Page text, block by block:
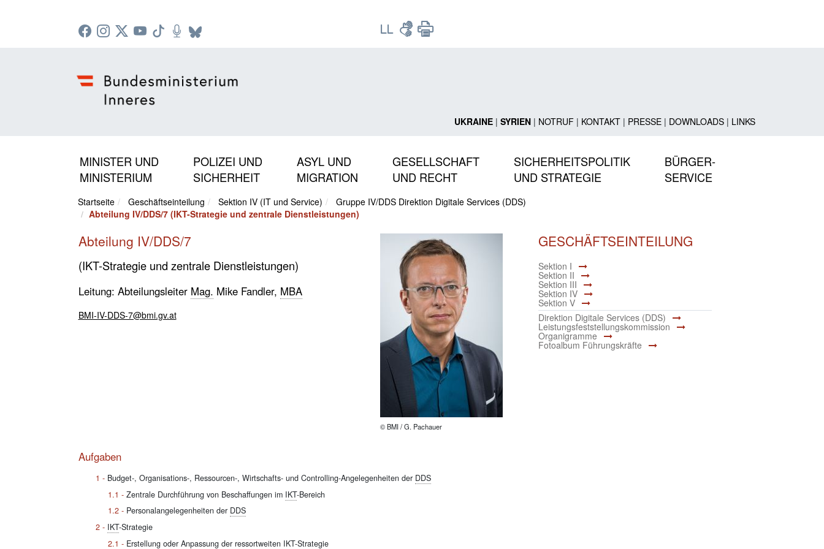
UKRAINE| SYRIEN| NOTRUF| KONTAKT| PRESSE| DOWNLOADS| LINKS
MINISTER UND
MINISTERIUM
POLIZEI UND
SICHERHEIT
ASYL UND
MIGRATION
GESELLSCHAFT
UND RECHT
SICHERHEITSPOLITIK
UND STRATEGIE
BÜRGER-
SERVICE
Startseite Geschäftseinteilung Sektion IV (IT und Service)
Gruppe IV/DDS Direktion Digitale Services (DDS)
Abteilung IV/DDS/7 (IKT-Strategie und zentrale Dienstleistungen)
Abteilung IV/DDS/7
(IKT-Strategie und zentrale Dienstleistungen)
Leitung: Abteilungsleiter Mag. Mike Fandler, MBA
BMI-IV-DDS-7@bmi.gv.at
© BMI / G. Pachauer
Aufgaben
Budget-, Organisations-, Ressourcen-, Wirtschafts- und Controlling-Angelegenheiten der DDS
Zentrale Durchführung von Beschaffungen im IKT-Bereich
Personalangelegenheiten der DDS
IKT-Strategie
Erstellung oder Anpassung der ressortweiten IKT-Strategie
GESCHÄFTSEINTEILUNG
Sektion I
Sektion II
Sektion III
Sektion IV
Sektion V
Direktion Digitale Services (DDS)
Leistungsfeststellungskommission
Organigramme
Fotoalbum Führungskräfte